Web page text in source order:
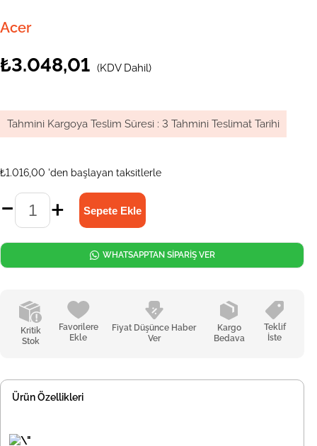
Acer
₺3.048,01 (KDV Dahil)
Tahmini Kargoya Teslim Süresi : 3 Tahmini Teslimat Tarihi
₺1.016,00 'den başlayan taksitlerle
Kritik
Stok
Favorilere
Ekle
Fiyat Düşünce Haber
Ver
Kargo
Bedava
Teklif
İste
WHATSAPPTAN SİPARİŞ VER
Ürün Özellikleri